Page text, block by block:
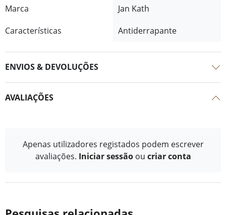
Marca
Jan Kath
Características
Antiderrapante
ENVIOS & DEVOLUÇÕES
AVALIAÇÕES
Apenas utilizadores registados podem escrever
avaliações. Iniciar sessão ou criar conta